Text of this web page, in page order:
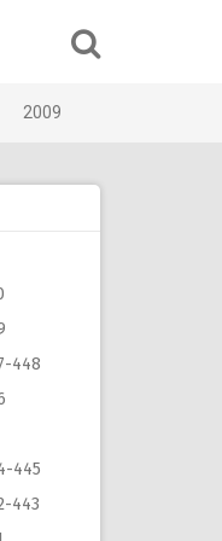
2009
448
445
443